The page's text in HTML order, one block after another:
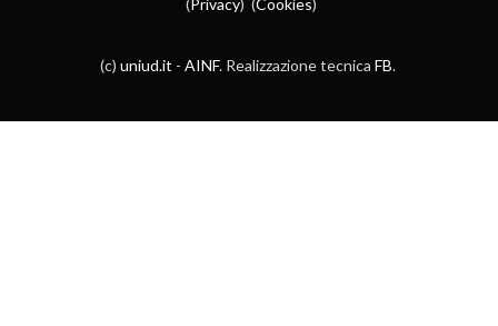
(c) uniud.it - AINF. Realizzazione tecnica FB.